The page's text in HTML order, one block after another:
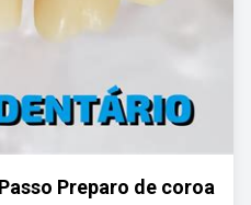
Preparo de coroa